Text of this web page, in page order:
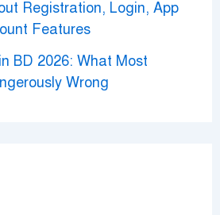
Registration, Login, App
Features
BD 2026: What Most
Wrong